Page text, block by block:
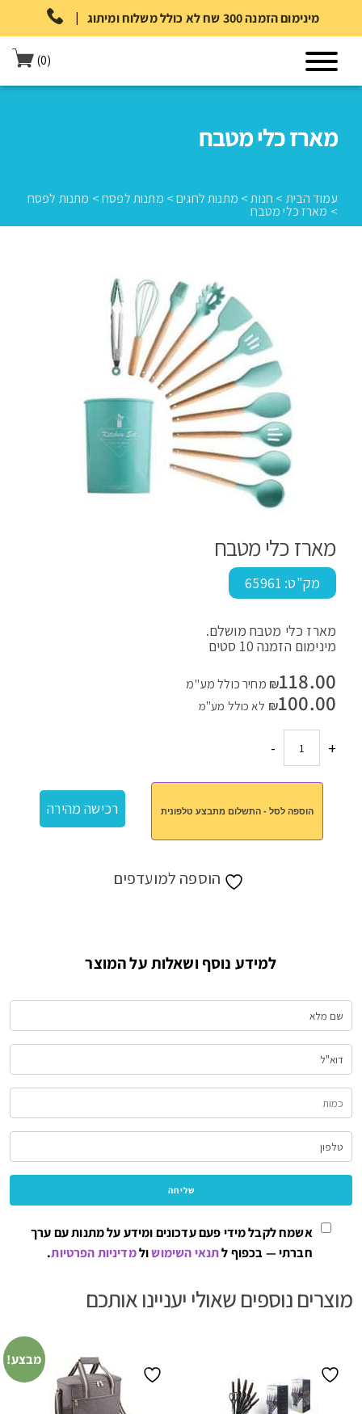
| מינימום הזמנה 300 שח לא כולל משלוח ומיתוג
(0)
מארז כלי מטבח
עמוד הבית > חנות> מתנות לחגים> מתנות לפסח> מתנות לפסח
> מארז כלי מטבח
מארז כלי מטבח
מק"ט: 65961
מארז כלי מטבח מושלם.
מינימום הזמנה 10 סטים
₪118.00
מחיר כולל מע"מ
₪100.00 לא כולל מע"מ
+כמות
מטבח
-
הוספה לסל - התשלום מתבצע טלפונית רכישה מהירה
הוספה למועדפים
למידע נוסף ושאלות על המוצר
אשמח לקבל מידי פעם עדכונים ומידע על מתנות עם ערך
חברתי — בכפוף לתנאי השימושולמדיניות הפרטיות.
מוצרים נוספים שאולי יעניינו אותכם
מבצע!